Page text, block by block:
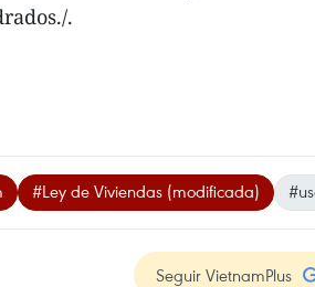
.
#Ley de Viviendas (modificada)
Seguir VietnamPlus